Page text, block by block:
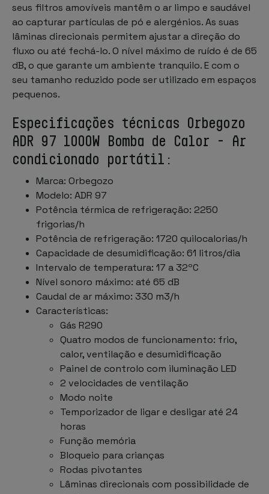
seus filtros amovíveis mantêm o ar limpo e saudável
ao capturar partículas de pó e alergénios. As suas
lâminas direcionais permitem ajustar a direção do
fluxo ou até fechá-lo. O nível máximo de ruído é de 65
dB, o que garante um ambiente tranquilo. E com o
seu tamanho reduzido pode ser utilizado em espaços
pequenos.
Especificações técnicas Orbegozo
ADR 97 1000W Bomba de Calor - Ar
condicionado portátil:
Marca: Orbegozo
Modelo: ADR 97
Potência térmica de refrigeração: 2250
frigorias/h
Potência de refrigeração: 1720 quilocalorias/h
Capacidade de desumidificação: 61 litros/dia
Intervalo de temperatura: 17 a 32ºC
Nível sonoro máximo: até 65 dB
Caudal de ar máximo: 330 m3/h
Características:
Gás R290
Quatro modos de funcionamento: frio,
calor, ventilação e desumidificação
Painel de controlo com iluminação LED
2 velocidades de ventilação
Modo noite
Temporizador de ligar e desligar até 24
horas
Função memória
Bloqueio para crianças
Rodas pivotantes
Lâminas direcionais com possibilidade de